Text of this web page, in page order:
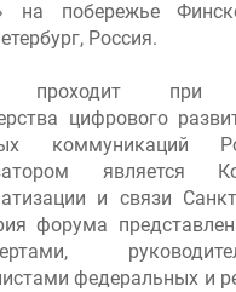
на побережье
Россия.
проходит при
цифрового
коммуникаций
является
и связи
форума
федеральных и